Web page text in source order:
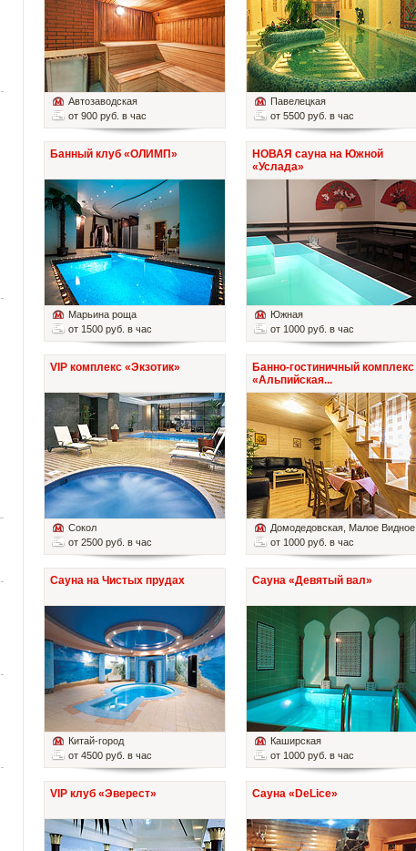
Автозаводская
от 900 руб. в час
Павелецкая
от 5500 руб. в час
Банный клуб «ОЛИМП»
Марьина роща
от 1500 руб. в час
НОВАЯ сауна на Южной
«Услада»
Южная
от 1000 руб. в час
VIP комплекс «Экзотик»
Сокол
от 2500 руб. в час
Банно-гостиничный комплекс
«Альпийская...
Домодедовская , Малое Видное
от 1000 руб. в час
Сауна на Чистых прудах
Китай-город
от 4500 руб. в час
Сауна «Девятый вал»
Каширская
от 1000 руб. в час
VIP клуб «Эверест» Сауна «DeLice»